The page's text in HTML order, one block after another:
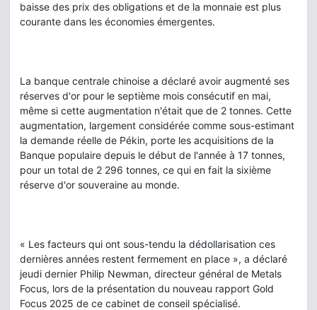
baisse des prix des obligations et de la monnaie est plus
courante dans les économies émergentes.
La banque centrale chinoise a déclaré avoir augmenté ses
réserves d'or pour le septième mois consécutif en mai,
même si cette augmentation n'était que de 2 tonnes. Cette
augmentation, largement considérée comme sous-estimant
la demande réelle de Pékin, porte les acquisitions de la
Banque populaire depuis le début de l'année à 17 tonnes,
pour un total de 2 296 tonnes, ce qui en fait la sixième
réserve d'or souveraine au monde.
« Les facteurs qui ont sous-tendu la dédollarisation ces
dernières années restent fermement en place », a déclaré
jeudi dernier Philip Newman, directeur général de Metals
Focus, lors de la présentation du nouveau rapport Gold
Focus 2025 de ce cabinet de conseil spécialisé.